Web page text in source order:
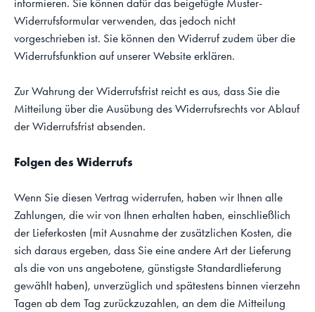
Widerrufsformular verwenden, das jedoch nicht
vorgeschrieben ist. Sie können den Widerruf zudem über die
Widerrufsfunktion auf unserer Website erklären.
Zur Wahrung der Widerrufsfrist reicht es aus, dass Sie die
Mitteilung über die Ausübung des Widerrufsrechts vor Ablauf
der Widerrufsfrist absenden.
Folgen des Widerrufs
Wenn Sie diesen Vertrag widerrufen, haben wir Ihnen alle
Zahlungen, die wir von Ihnen erhalten haben, einschließlich
der Lieferkosten (mit Ausnahme der zusätzlichen Kosten, die
sich daraus ergeben, dass Sie eine andere Art der Lieferung
als die von uns angebotene, günstigste Standardlieferung
gewählt haben), unverzüglich und spätestens binnen vierzehn
Tagen ab dem Tag zurückzuzahlen, an dem die Mitteilung